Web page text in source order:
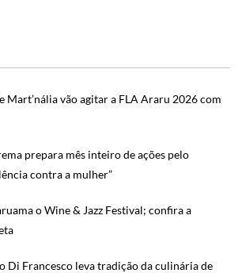
Mart’nália vão agitar a FLA Araru 2026 com
prepara mês inteiro de ações pelo
contra a mulher”
o Wine & Jazz Festival; confira a
Di Francesco leva tradição da culinária de